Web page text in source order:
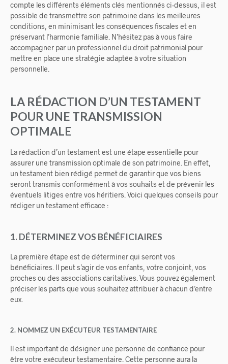
compte les différents éléments clés mentionnés ci-dessus, il est
possible de transmettre son patrimoine dans les meilleures
conditions, en minimisant les conséquences fiscales et en
préservant l’harmonie familiale. N’hésitez pas à vous faire
accompagner par un professionnel du droit patrimonial pour
mettre en place une stratégie adaptée à votre situation
personnelle.
LA RÉDACTION D’UN TESTAMENT
POUR UNE TRANSMISSION
OPTIMALE
La rédaction d’un testament est une étape essentielle pour
assurer une transmission optimale de son patrimoine. En effet,
un testament bien rédigé permet de garantir que vos biens
seront transmis conformément à vos souhaits et de prévenir les
éventuels litiges entre vos héritiers. Voici quelques conseils pour
rédiger un testament efficace :
1. DÉTERMINEZ VOS BÉNÉFICIAIRES
La première étape est de déterminer qui seront vos
bénéficiaires. Il peut s’agir de vos enfants, votre conjoint, vos
proches ou des associations caritatives. Vous pouvez également
préciser les parts que vous souhaitez attribuer à chacun d’entre
eux.
2. NOMMEZ UN EXÉCUTEUR TESTAMENTAIRE
Il est important de désigner une personne de confiance pour
être votre exécuteur testamentaire. Cette personne aura la